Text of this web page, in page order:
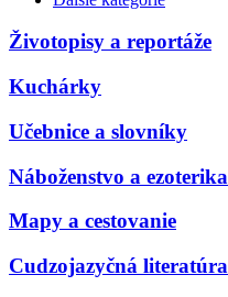
Životopisy a reportáže
Kuchárky
Učebnice a slovníky
Náboženstvo a ezoterika
Mapy a cestovanie
Cudzojazyčná literatúra